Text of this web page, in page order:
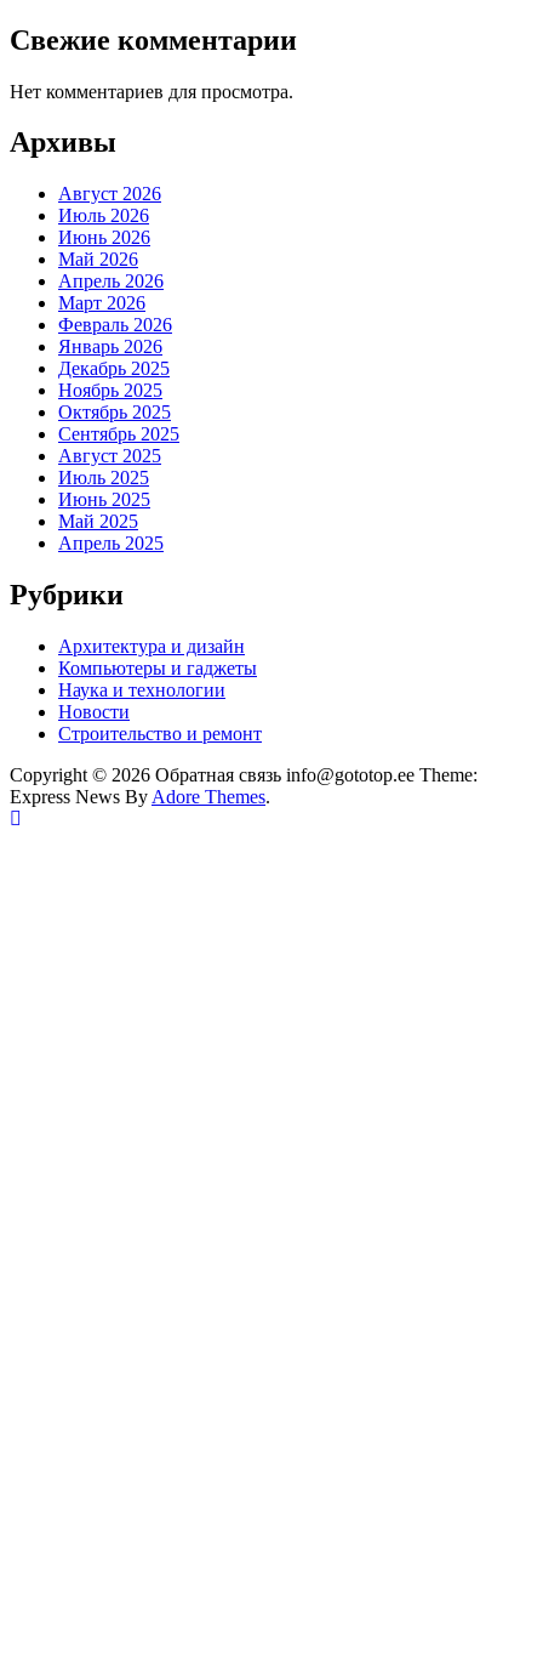
Свежие комментарии
Нет комментариев для просмотра.
Архивы
Август 2026
Июль 2026
Июнь 2026
Май 2026
Апрель 2026
Март 2026
Февраль 2026
Январь 2026
Декабрь 2025
Ноябрь 2025
Октябрь 2025
Сентябрь 2025
Август 2025
Июль 2025
Июнь 2025
Май 2025
Апрель 2025
Рубрики
Архитектура и дизайн
Компьютеры и гаджеты
Наука и технологии
Новости
Строительство и ремонт
Copyright © 2026 Обратная связь info@gototop.ee Theme:
Express News By Adore Themes.